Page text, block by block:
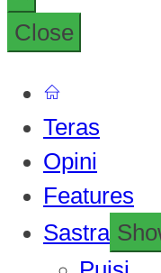
Close
Teras
Opini
Features
Sastra